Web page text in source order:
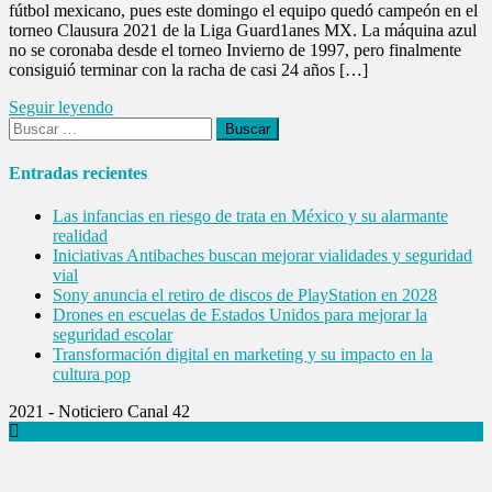
fútbol mexicano, pues este domingo el equipo quedó campeón en el
torneo Clausura 2021 de la Liga Guard1anes MX. La máquina azul
no se coronaba desde el torneo Invierno de 1997, pero finalmente
consiguió terminar con la racha de casi 24 años […]
Seguir leyendo
Buscar:
Entradas recientes
Las infancias en riesgo de trata en México y su alarmante
realidad
Iniciativas Antibaches buscan mejorar vialidades y seguridad
vial
Sony anuncia el retiro de discos de PlayStation en 2028
Drones en escuelas de Estados Unidos para mejorar la
seguridad escolar
Transformación digital en marketing y su impacto en la
cultura pop
2021 - Noticiero Canal 42